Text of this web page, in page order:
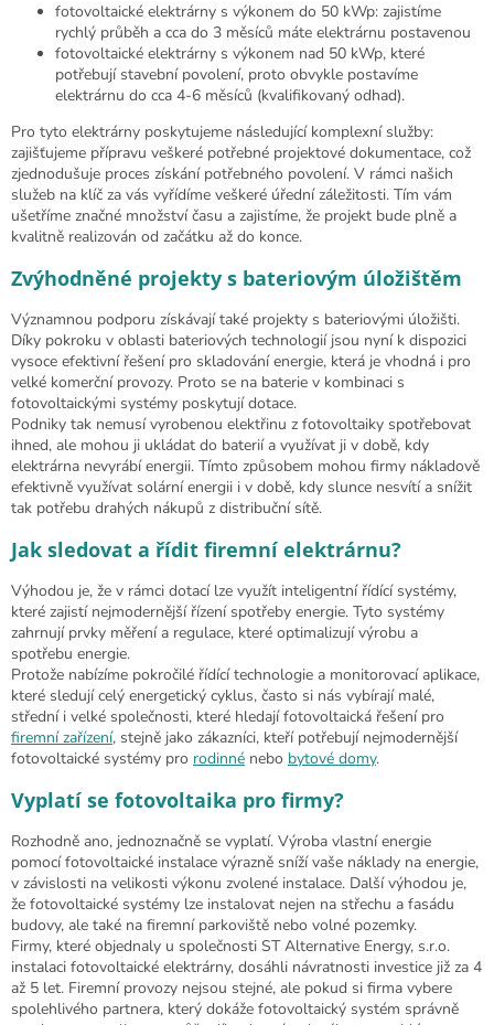
fotovoltaické elektrárny s výkonem do 50 kWp: zajistíme
rychlý průběh a cca do 3 měsíců máte elektrárnu postavenou
fotovoltaické elektrárny s výkonem nad 50 kWp, které
potřebují stavební povolení, proto obvykle postavíme
elektrárnu do cca 4-6 měsíců (kvalifikovaný odhad).
Pro tyto elektrárny poskytujeme následující komplexní služby:
zajišťujeme přípravu veškeré potřebné projektové dokumentace, což
zjednodušuje proces získání potřebného povolení. V rámci našich
služeb na klíč za vás vyřídíme veškeré úřední záležitosti. Tím vám
ušetříme značné množství času a zajistíme, že projekt bude plně a
kvalitně realizován od začátku až do konce.
Zvýhodněné projekty s bateriovým úložištěm
Významnou podporu získávají také projekty s bateriovými úložišti.
Díky pokroku v oblasti bateriových technologií jsou nyní k dispozici
vysoce efektivní řešení pro skladování energie, která je vhodná i pro
velké komerční provozy. Proto se na baterie v kombinaci s
fotovoltaickými systémy poskytují dotace.
Podniky tak nemusí vyrobenou elektřinu z fotovoltaiky spotřebovat
ihned, ale mohou ji ukládat do baterií a využívat ji v době, kdy
elektrárna nevyrábí energii. Tímto způsobem mohou firmy nákladově
efektivně využívat solární energii i v době, kdy slunce nesvítí a snížit
tak potřebu drahých nákupů z distribuční sítě.
Jak sledovat a řídit firemní elektrárnu?
Výhodou je, že v rámci dotací lze využít inteligentní řídící systémy,
které zajistí nejmodernější řízení spotřeby energie. Tyto systémy
zahrnují prvky měření a regulace, které optimalizují výrobu a
spotřebu energie.
Protože nabízíme pokročilé řídící technologie a monitorovací aplikace,
které sledují celý energetický cyklus, často si nás vybírají malé,
střední i velké společnosti, které hledají fotovoltaická řešení pro
firemní zařízení, stejně jako zákazníci, kteří potřebují nejmodernější
fotovoltaické systémy pro rodinné nebo bytové domy.
Vyplatí se fotovoltaika pro firmy?
Rozhodně ano, jednoznačně se vyplatí. Výroba vlastní energie
pomocí fotovoltaické instalace výrazně sníží vaše náklady na energie,
v závislosti na velikosti výkonu zvolené instalace. Další výhodou je,
že fotovoltaické systémy lze instalovat nejen na střechu a fasádu
budovy, ale také na firemní parkoviště nebo volné pozemky.
Firmy, které objednaly u společnosti ST Alternative Energy, s.r.o.
instalaci fotovoltaické elektrárny, dosáhli návratnosti investice již za 4
až 5 let. Firemní provozy nejsou stejné, ale pokud si firma vybere
spolehlivého partnera, který dokáže fotovoltaický systém správně